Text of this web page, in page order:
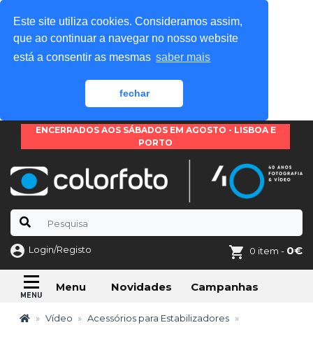
Este site utiliza cookies. Consideramos assim,
que ao continuar a navegar no nosso website
está a consentir as mesmas saber mais
fechar
ENCERRADOS AOS SÁBADOS EM AGOSTO - LISBOA E
PORTO
Login/Registo 0 item - 0€
Menu Novidades Campanhas
Vídeo Acessórios para Estabilizadores